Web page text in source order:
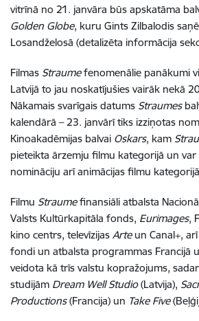
vitrīnā no 21. janvāra būs apskatāma
Golden Globe, kuru Gints Zilbalodis
Losandželosā (detalizēta informācija
Filmas Straumefenomenālie panākumi
Latvijā to jau noskatījušies vairāk nekā
Nākamais svarīgais datums Straumes
kalendārā – 23. janvārī tiks izziņotas
Kinoakadēmijas balvai Oskars, kam
pieteikta ārzemju filmu kategorijā un
nomināciju arī animācijas filmu
Filmu Straumefinansiāli atbalsta
Valsts Kultūrkapitāla fonds, Eurimages,
kino centrs, televīzijas Arteun Canal+,
fondi un atbalsta programmas Francijā
veidota kā trīs valstu kopražojums,
studijām Dream Well Studio(Latvija),
Productions(Francija) un Take Five